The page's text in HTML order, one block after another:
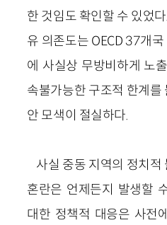
한 것임도 확인할 수 있었
유 의존도는 OECD 37개
에 사실상 무방비하게 노
속불가능한 구조적 한계를
안 모색이 절실하다.
사실 중동 지역의 정치
혼란은 언제든지 발생할
대한 정책적 대응은 사전